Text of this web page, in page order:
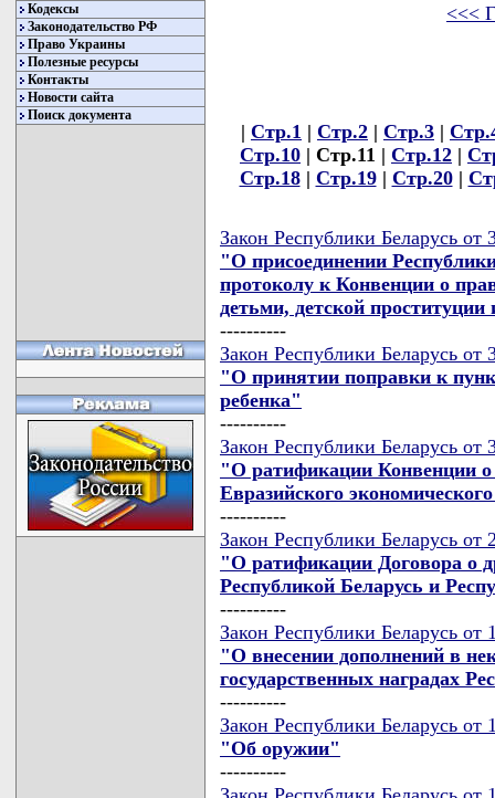
Кодексы
Законодательство РФ
Право Украины
Полезные ресурсы
Контакты
Новости сайта
Поиск документа
<<<
| Стр.1 | Стр.2 | Стр.3 |
Стр.10 | Стр.11 | Стр.12 |
Стр.18| Стр.19| Стр.20|
Закон Республики Беларусь от
"О присоединении
протоколу к Конвенции о
детьми, детской
----------
Закон Республики Беларусь от
"О принятии поправки к
ребенка"
----------
Закон Республики Беларусь от
"О ратификации Конвенции
Евразийского
----------
Закон Республики Беларусь
"О ратификации Договора о
Республикой Беларусь и
----------
Закон Республики Беларусь
"О внесении дополнений в
государственных наградах
----------
Закон Республики Беларусь
"Об оружии"
----------